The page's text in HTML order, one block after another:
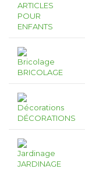
ARTICLES
POUR
ENFANTS
BRICOLAGE
DÉCORATIONS
JARDINAGE